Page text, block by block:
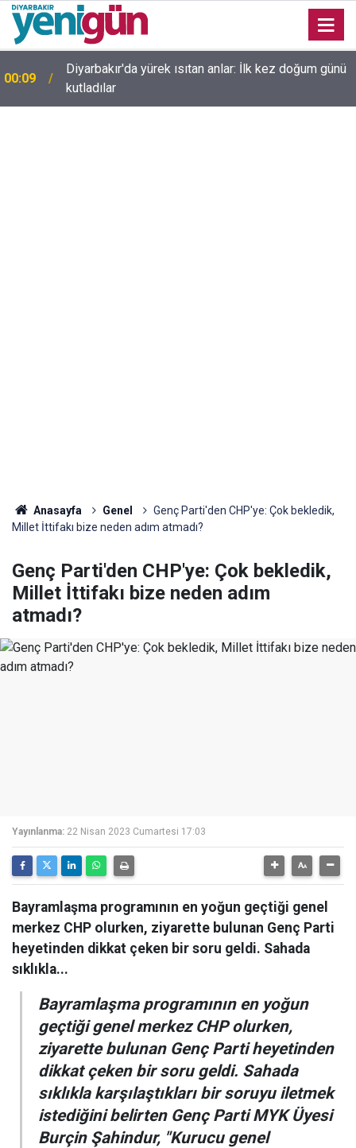
23:36 Diyarbakır'da düğün salonunda kavga: Yaralılar var
Anasayfa Genel
Genç Parti'den CHP'ye: Çok bekledik,
Millet İttifakı bize neden adım atmadı?
Genç Parti'den CHP'ye: Çok bekledik,
Millet İttifakı bize neden adım
atmadı?
Yayınlanma: 22 Nisan 2023 Cumartesi 17:03
Bayramlaşma programının en yoğun geçtiği genel
merkez CHP olurken, ziyarette bulunan Genç Parti
heyetinden dikkat çeken bir soru geldi. Sahada
sıklıkla...
Bayramlaşma programının en yoğun
geçtiği genel merkez CHP olurken,
ziyarette bulunan Genç Parti heyetinden
dikkat çeken bir soru geldi. Sahada
sıklıkla karşılaştıkları bir soruyu iletmek
istediğini belirten Genç Parti MYK Üyesi
Burçin Şahindur, "Kurucu genel